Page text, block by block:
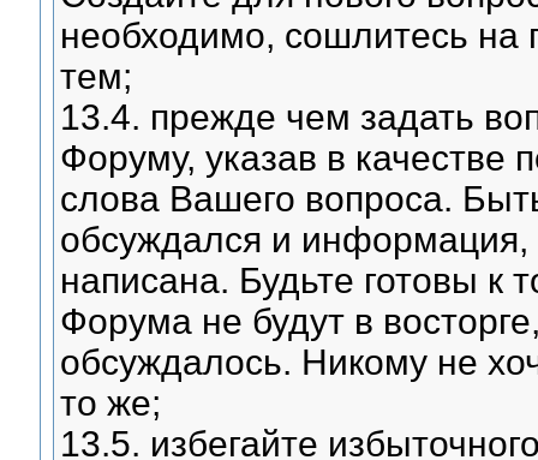
необходимо, сошлитесь на
тем;
13.4. прежде чем задать
Форуму, указав в качестве
слова Вашего вопроса.
обсуждался и информация,
написана. Будьте готовы к
Форума не будут в
обсуждалось. Никому не
то же;
13.5. избегайте